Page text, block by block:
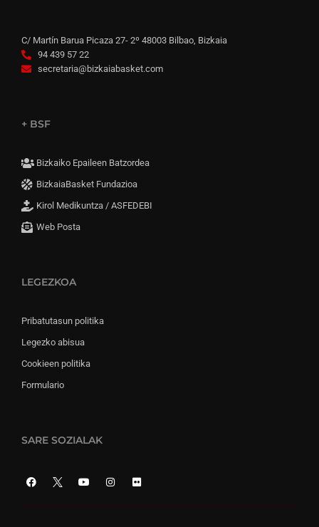
C/ Martín Barua Picaza 27- 2º 48003 Bilbao, Bizkaia
94 439 57 22
secretaria@bizkaiabasket.com
+ BSF
Bizkaiko Epaileen Batzordea
BizkaiaBasket Fundazioa
Kirol Medikuntza / ASFEDEBI
Web Posta
LEGEZKOA
Pribatutasun politika
Legezko abisua
Cookieen politika
Formulario
SARE SOZIALAK